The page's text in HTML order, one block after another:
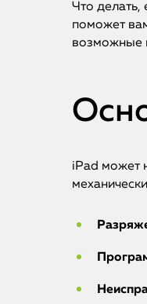
Что делать,
поможет
возможные
iPad может